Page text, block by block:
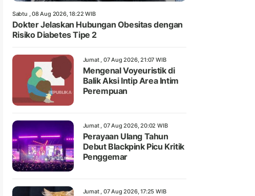
Sabtu , 08 Aug 2026, 18:22 WIB
Dokter Jelaskan Hubungan Obesitas dengan
Risiko Diabetes Tipe 2
Jumat , 07 Aug 2026, 21:07 WIB
Mengenal Voyeuristik di
Balik Aksi Intip Area Intim
Perempuan
Jumat , 07 Aug 2026, 20:02 WIB
Perayaan Ulang Tahun
Debut Blackpink Picu Kritik
Penggemar
Jumat , 07 Aug 2026, 17:25 WIB